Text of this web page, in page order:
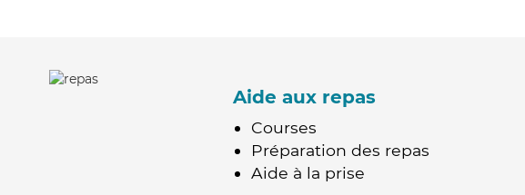
Aide aux repas
Courses
Préparation des repas
Aide à la prise